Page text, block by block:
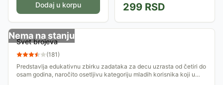
Dodaj u korpu 299 RSD
Nema na stanju
Svet brojeva
(181)
Predstavlja edukativnu zbirku zadataka za decu uzrasta od četiri do
osam godina, naročito osetljivu kategoriju mladih korisnika koji u